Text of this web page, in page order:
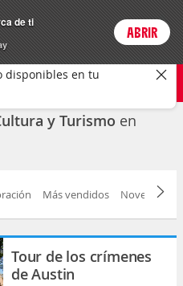
Login
CAMBIAR
y Turismo en
Más vendidos Novedad
Tour de los crímenes
de Austin
de ti
ABRIR
disponibles en tu